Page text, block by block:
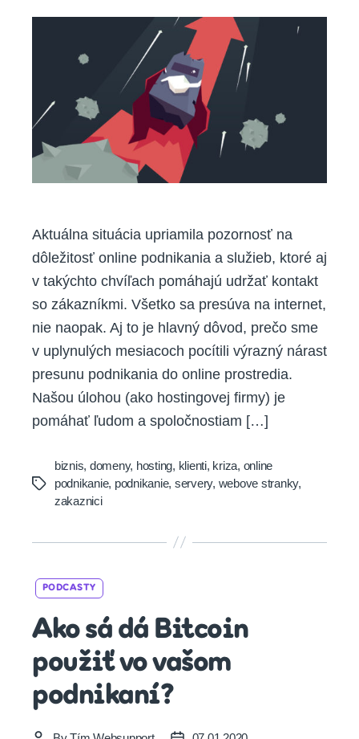
zasiahla
nepripravených,
ale
nevzdali
sme
sa,“
tvrdia
klienti
Aktuálna situácia upriamila pozornosť na
dôležitosť online podnikania a služieb, ktoré aj
v takýchto chvíľach pomáhajú udržať kontakt
so zákazníkmi. Všetko sa presúva na internet,
nie naopak. Aj to je hlavný dôvod, prečo sme
v uplynulých mesiacoch pocítili výrazný nárast
presunu podnikania do online prostredia.
Našou úlohou (ako hostingovej firmy) je
pomáhať ľudom a spoločnostiam […]
Tags
biznis, domeny, hosting, klienti, kriza, online
podnikanie, podnikanie, servery, webove stranky,
zakaznici
PODCASTY
Ako sá dá Bitcoin
použiť vo vašom
podnikaní?